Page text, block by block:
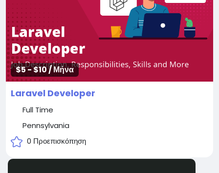
$5 - $10 / Μήνα
Laravel Developer
Full Time
Pennsylvania
0 Προεπισκόπηση